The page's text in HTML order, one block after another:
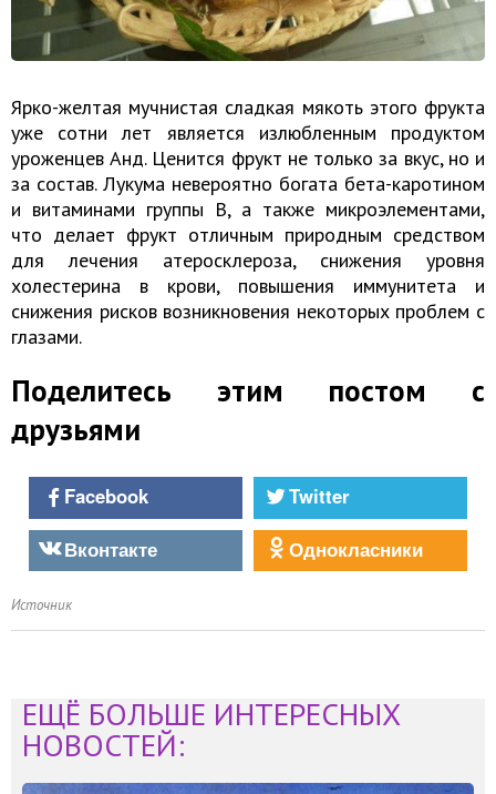
Ярко-желтая мучнистая сладкая мякоть этого фрукта
уже сотни лет является излюбленным продуктом
уроженцев Анд. Ценится фрукт не только за вкус, но и
за состав. Лукума невероятно богата бета-каротином
и витаминами группы В, а также микроэлементами,
что делает фрукт отличным природным средством
для лечения атеросклероза, снижения уровня
холестерина в крови, повышения иммунитета и
снижения рисков возникновения некоторых проблем с
глазами.
Поделитесь этим постом с
друзьями
Facebook
Twitter
Вконтакте
Однокласники
Источник
ЕЩЁ БОЛЬШЕ ИНТЕРЕСНЫХ
НОВОСТЕЙ: